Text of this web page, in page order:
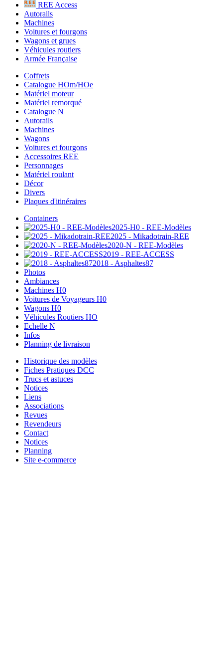
REE Access
Autorails
Machines
Voitures et fourgons
Wagons et grues
Véhicules routiers
Armée Française
Coffrets
Catalogue HOm/HOe
Matériel moteur
Matériel remorqué
Catalogue N
Autorails
Machines
Wagons
Voitures et fourgons
Accessoires REE
Personnages
Matériel roulant
Décor
Divers
Plaques d'itinéraires
Containers
2025-H0 - REE-Modèles
2025 - Mikadotrain-REE
2020-N - REE-Modèles
2019 - REE-ACCESS
2018 - Asphaltes87
Photos
Ambiances
Machines H0
Voitures de Voyageurs H0
Wagons H0
Véhicules Routiers HO
Echelle N
Infos
Planning de livraison
Historique des modèles
Fiches Pratiques DCC
Trucs et astuces
Notices
Liens
Associations
Revues
Revendeurs
Contact
Notices
Planning
Site e-commerce